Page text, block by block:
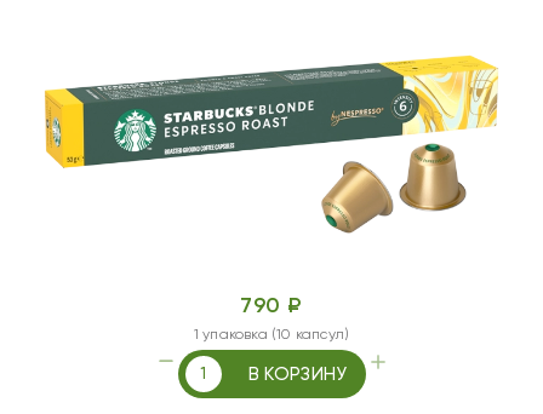
790 ₽
1 упаковка (10 капсул)
В КОРЗИНУ